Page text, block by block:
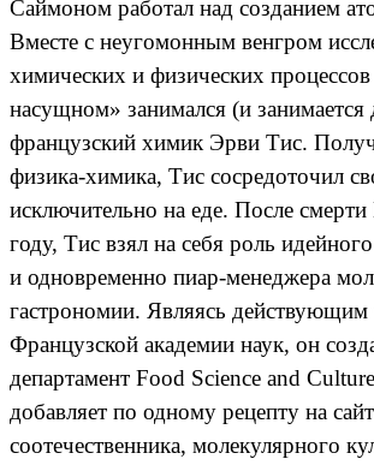
Саймоном работал над созданием
Вместе с неугомонным венгром
химических и физических
насущном» занимался (и
французский химик Эрви Тис.
физика-химика, Тис сосредоточил
исключительно на еде. После
году, Тис взял на себя роль
и одновременно пиар-менеджера
гастрономии. Являясь
Французской академии наук, он
департамент Food Science and
добавляет по одному рецепту на
соотечественника, молекулярного